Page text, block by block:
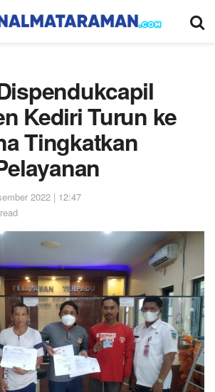
Kediri Turun ke
Tingkatkan
2022 | 12:47